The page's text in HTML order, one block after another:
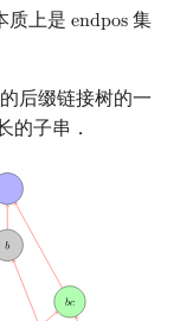
质上是 endpos
endpos集
后缀链接树的一
的子串．